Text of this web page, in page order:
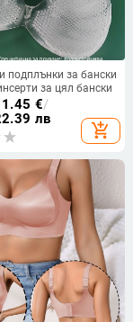
подплънки за бански
за цял бански
€/
лв
add_shopping_cart